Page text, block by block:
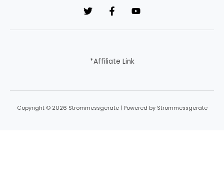
*Affiliate Link
Copyright © 2026 Strommessgeräte | Powered by Strommessgeräte